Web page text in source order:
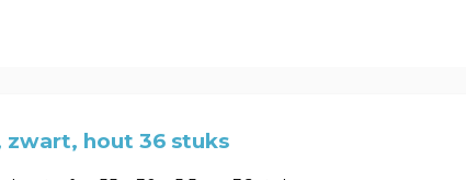
hout 36 stuks